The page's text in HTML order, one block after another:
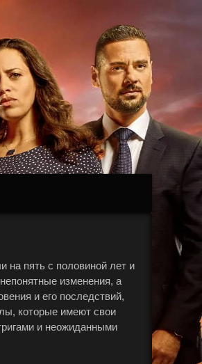
на пять с половиной лет и
изменения, а
и его последствий,
которые имеют свои
и неожиданными